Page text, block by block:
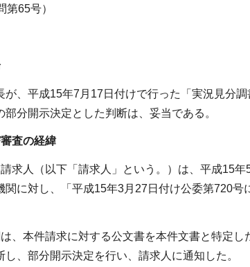
第65号）
が、平成15年7月17日付けで行った「実況見分
分開示決定とした判断は、妥当である。
査の経緯
求人（以下「請求人」という。）は、平成15
関に対し、「平成15年3月27日付け公委第720
、本件請求に対する公文書を本件文書と特定
し、部分開示決定を行い、請求人に通知した。